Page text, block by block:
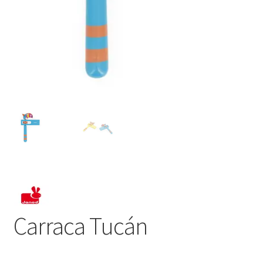
Carraca Tucán